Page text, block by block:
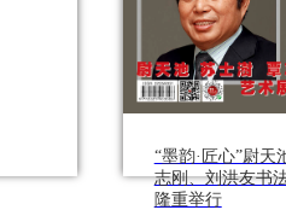
“墨韵·匠心”尉天
志刚、刘洪友书
隆重举行